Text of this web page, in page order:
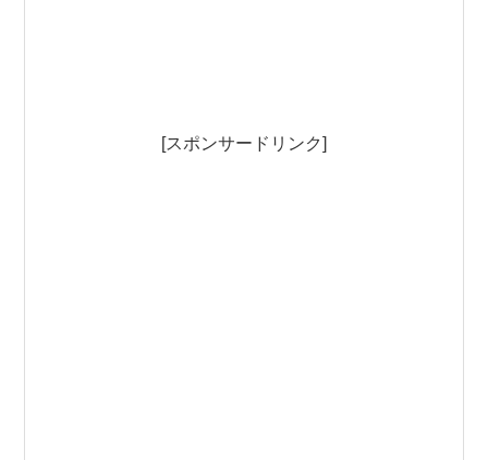
[スポンサードリンク]